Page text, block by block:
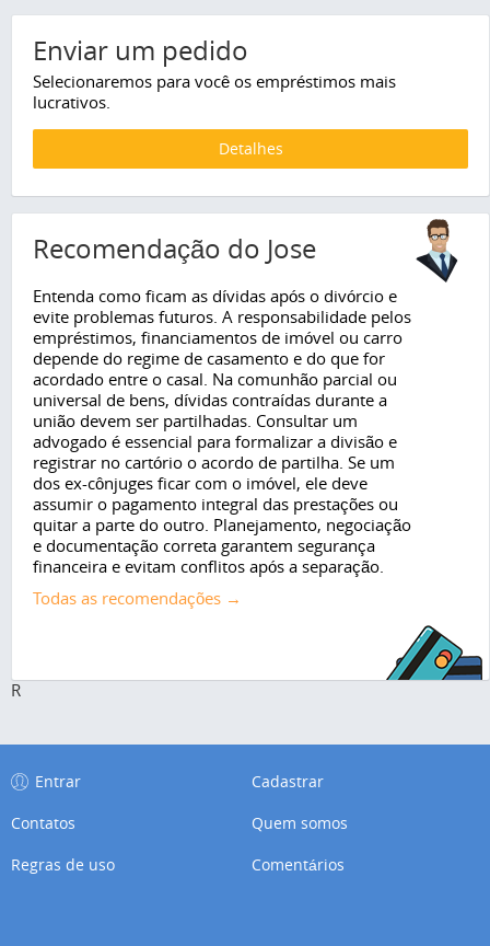
Enviar um pedido
Selecionaremos para você os empréstimos mais
lucrativos.
Detalhes
Recomendação do Jose
Entenda como ficam as dívidas após o divórcio e
evite problemas futuros. A responsabilidade pelos
empréstimos, financiamentos de imóvel ou carro
depende do regime de casamento e do que for
acordado entre o casal. Na comunhão parcial ou
universal de bens, dívidas contraídas durante a
união devem ser partilhadas. Consultar um
advogado é essencial para formalizar a divisão e
registrar no cartório o acordo de partilha. Se um
dos ex-cônjuges ficar com o imóvel, ele deve
assumir o pagamento integral das prestações ou
quitar a parte do outro. Planejamento, negociação
e documentação correta garantem segurança
financeira e evitam conflitos após a separação.
Todas as recomendações →
R
Entrar
Cadastrar
Contatos
Quem somos
Regras de uso
Comentários